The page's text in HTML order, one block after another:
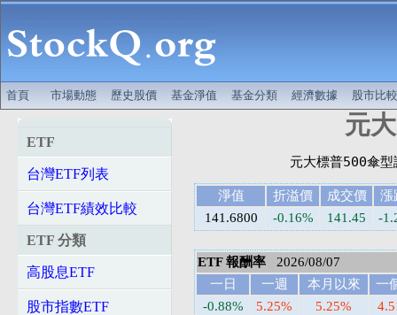
首頁 市場動態 歷史股價 基金淨值 基金分類 經濟數據 股市比較
ETF
台灣ETF列表
台灣ETF績效比較
ETF 分類
高股息ETF
股市指數ETF
元
淨值 折溢價 成交價
漲
141.6800
-0.16% 141.45 -
ETF 報酬率 2026/08/07
一日
一週 本月以來
一
-0.88%
5.25% 5.25%